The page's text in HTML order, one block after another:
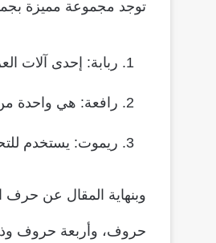
توجد مجموعة مميزة
ربابة: إحدى آلات
رافعة: هي واحدة من
ريموت: يستخدم
وبنهاية المقال عن حرف
حروف، وأربعة حروف